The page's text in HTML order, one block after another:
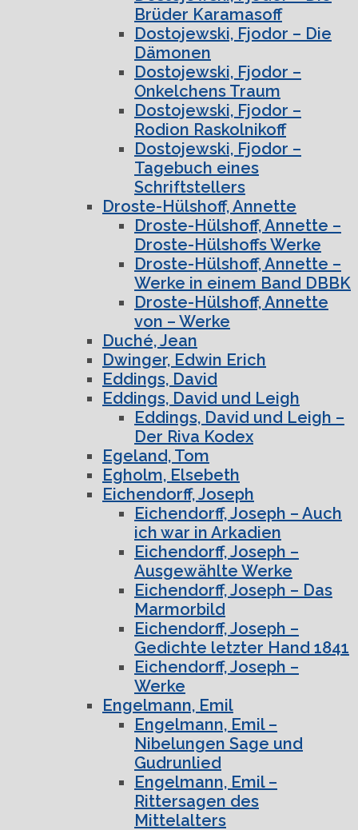
Brüder Karamasoff
Dostojewski, Fjodor – Die
Dämonen
Dostojewski, Fjodor –
Onkelchens Traum
Dostojewski, Fjodor –
Rodion Raskolnikoff
Dostojewski, Fjodor –
Tagebuch eines
Schriftstellers
Droste-Hülshoff, Annette
Droste-Hülshoff, Annette –
Droste-Hülshoffs Werke
Droste-Hülshoff, Annette –
Werke in einem Band DBBK
Droste-Hülshoff, Annette
von – Werke
Duché, Jean
Dwinger, Edwin Erich
Eddings, David
Eddings, David und Leigh
Eddings, David und Leigh –
Der Riva Kodex
Egeland, Tom
Egholm, Elsebeth
Eichendorff, Joseph
Eichendorff, Joseph – Auch
ich war in Arkadien
Eichendorff, Joseph –
Ausgewählte Werke
Eichendorff, Joseph – Das
Marmorbild
Eichendorff, Joseph –
Gedichte letzter Hand 1841
Eichendorff, Joseph –
Werke
Engelmann, Emil
Engelmann, Emil –
Nibelungen Sage und
Gudrunlied
Engelmann, Emil –
Rittersagen des
Mittelalters